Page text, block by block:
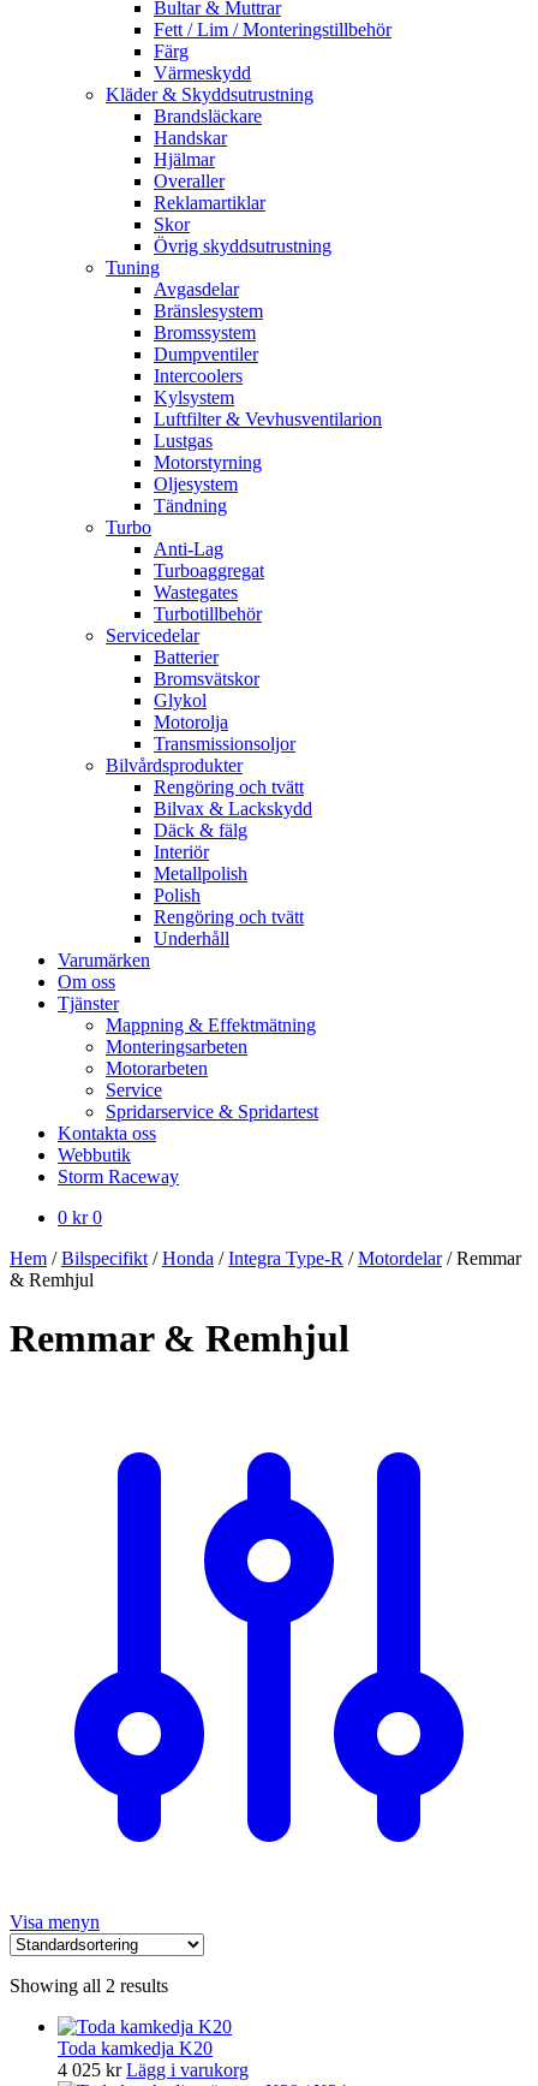
Bultar & Muttrar
Fett / Lim / Monteringstillbehör
Färg
Värmeskydd
Kläder & Skyddsutrustning
Brandsläckare
Handskar
Hjälmar
Overaller
Reklamartiklar
Skor
Övrig skyddsutrustning
Tuning
Avgasdelar
Bränslesystem
Bromssystem
Dumpventiler
Intercoolers
Kylsystem
Luftfilter & Vevhusventilarion
Lustgas
Motorstyrning
Oljesystem
Tändning
Turbo
Anti-Lag
Turboaggregat
Wastegates
Turbotillbehör
Servicedelar
Batterier
Bromsvätskor
Glykol
Motorolja
Transmissionsoljor
Bilvårdsprodukter
Rengöring och tvätt
Bilvax & Lackskydd
Däck & fälg
Interiör
Metallpolish
Polish
Rengöring och tvätt
Underhåll
Varumärken
Om oss
Tjänster
Mappning & Effektmätning
Monteringsarbeten
Motorarbeten
Service
Spridarservice & Spridartest
Kontakta oss
Webbutik
Storm Raceway
0 kr 0
Hem /Bilspecifikt /Honda /Integra Type-R /Motordelar/Remmar
& Remhjul
Remmar & Remhjul
Visa menyn
Showing all 2 results
Toda kamkedja K20
4 025 kr Lägg i varukorg